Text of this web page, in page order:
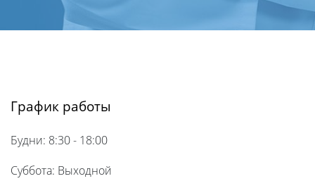
График работы
Будни: 8:30 - 18:00
Суббота: Выходной